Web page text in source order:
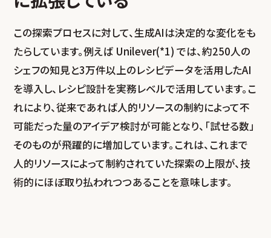
この探索プロセスに対して、生成AIは決定的な変化をも
たらしています。例えば Unilever(*1) では、約250人の
シェフの知見と3万件以上のレシピデータを活用したAI
を導入し、レシピ設計を実務レベルで活用しています。こ
れにより、従来であれば人的リソースの制約によって不
可能だった量のアイデア検討が可能となり、「試せる数」
そのものが飛躍的に増加しています。これは、これまで
人的リソースによって制約されていた探索の上限が、技
術的にほぼ取り払われつつあることを意味します。